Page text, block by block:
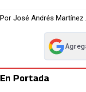
Por José Andrés Martínez
abre en
En Portada